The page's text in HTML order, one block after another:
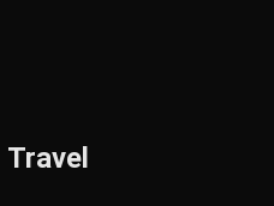
Travel